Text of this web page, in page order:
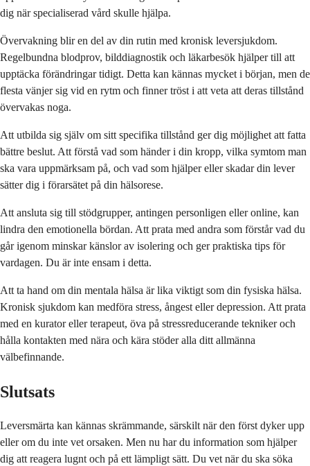
dig när specialiserad vård skulle hjälpa.
Övervakning blir en del av din rutin med kronisk leversjukdom.
Regelbundna blodprov, bilddiagnostik och läkarbesök hjälper till att
upptäcka förändringar tidigt. Detta kan kännas mycket i början, men de
flesta vänjer sig vid en rytm och finner tröst i att veta att deras tillstånd
övervakas noga.
Att utbilda sig själv om sitt specifika tillstånd ger dig möjlighet att fatta
bättre beslut. Att förstå vad som händer i din kropp, vilka symtom man
ska vara uppmärksam på, och vad som hjälper eller skadar din lever
sätter dig i förarsätet på din hälsorese.
Att ansluta sig till stödgrupper, antingen personligen eller online, kan
lindra den emotionella bördan. Att prata med andra som förstår vad du
går igenom minskar känslor av isolering och ger praktiska tips för
vardagen. Du är inte ensam i detta.
Att ta hand om din mentala hälsa är lika viktigt som din fysiska hälsa.
Kronisk sjukdom kan medföra stress, ångest eller depression. Att prata
med en kurator eller terapeut, öva på stressreducerande tekniker och
hålla kontakten med nära och kära stöder alla ditt allmänna
välbefinnande.
Slutsats
Leversmärta kan kännas skrämmande, särskilt när den först dyker upp
eller om du inte vet orsaken. Men nu har du information som hjälper
dig att reagera lugnt och på ett lämpligt sätt. Du vet när du ska söka